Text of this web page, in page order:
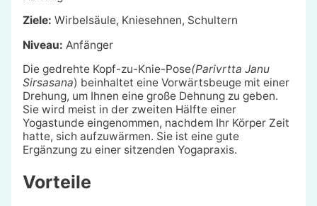
Ziele: Wirbelsäule, Kniesehnen, Schultern
Niveau: Anfänger
Die gedrehte Kopf-zu-Knie-Pose(Parivrtta Janu
Sirsasana) beinhaltet eine Vorwärtsbeuge mit einer
Drehung, um Ihnen eine große Dehnung zu geben.
Sie wird meist in der zweiten Hälfte einer
Yogastunde eingenommen, nachdem Ihr Körper Zeit
hatte, sich aufzuwärmen. Sie ist eine gute
Ergänzung zu einer sitzenden Yogapraxis.
Vorteile